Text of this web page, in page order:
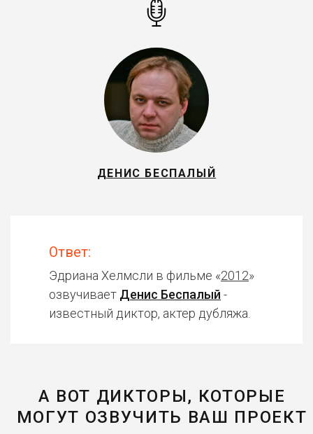
ДЕНИС БЕСПАЛЫЙ
Ответ:
Эдриана Хелмсли в фильме «2012»
озвучивает Денис Беспалый -
известный диктор, актер дубляжа.
А ВОТ ДИКТОРЫ, КОТОРЫЕ
МОГУТ ОЗВУЧИТЬ ВАШ ПРОЕКТ